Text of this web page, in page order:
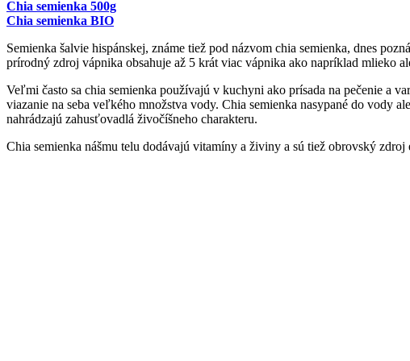
Chia semienka 500g
Chia semienka BIO
Semienka šalvie hispánskej, známe tiež pod názvom chia semienka, dnes
prírodný zdroj vápnika obsahuje až 5 krát viac vápnika ako napríklad mlieko
Veľmi často sa chia semienka používajú v kuchyni ako prísada na pečenie a
viazanie na seba veľkého množstva vody. Chia semienka nasypané do vody
nahrádzajú zahusťovadlá živočíšneho charakteru.
Chia semienka nášmu telu dodávajú vitamíny a živiny a sú tiež obrovský